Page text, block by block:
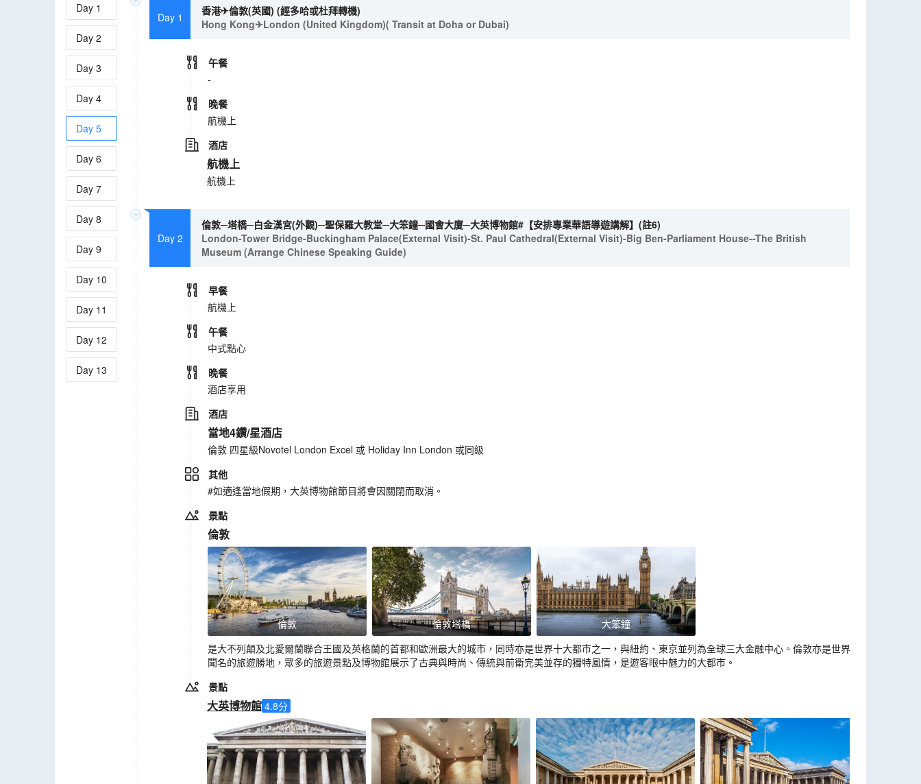
Day 1
Day 2
Day 3
Day 4
Day 5
Day 6
Day 7
Day 8
Day 9
Day 10
Day 11
Day 12
Day 13
Day 1
香港✈倫敦(英國) (經多哈或杜拜轉機)
Hong Kong✈London (United Kingdom)( Transit at Doha or Dubai)
午餐
-
晚餐
航機上
酒店
航機上
航機上
Day 2
倫敦─塔橋─白金漢宮(外觀)─聖保羅大教堂─大笨鐘─國會大廈─大英博物館#【安排專業華語導遊講解】(註6)
London-Tower Bridge-Buckingham Palace(External Visit)-St. Paul Cathedral(External Visit)-Big Ben-Parliament House--The British
Museum (Arrange Chinese Speaking Guide)
早餐
航機上
午餐
中式點心
晚餐
酒店享用
酒店
當地4鑽/星酒店
倫敦 四星級Novotel London Excel 或 Holiday Inn London 或同級
其他
#如適逢當地假期，大英博物館節目將會因關閉而取消。
景點
倫敦
倫敦 倫敦塔橋
大笨鐘
是大不列顛及北愛爾蘭聯合王國及英格蘭的首都和歐洲最大的城市，同時亦是世界十大都市之一，與紐約、東京並列為全球三大金融中心。倫敦亦是世界
聞名的旅遊勝地，眾多的旅遊景點及博物館展示了古典與時尚、傳統與前衛完美並存的獨特風情，是遊客眼中魅力的大都市。
景點
大英博物館 4.8分